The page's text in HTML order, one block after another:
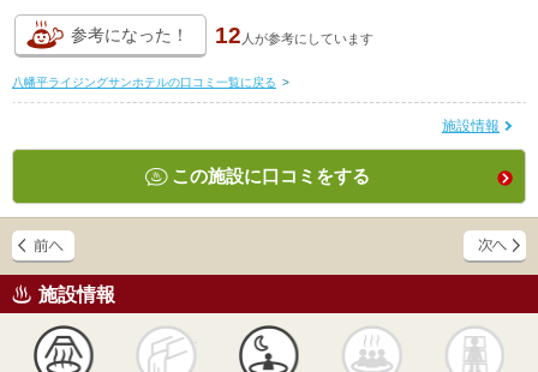
参考になった！ 12 人が参考にしています
八幡平ライジングサンホテルの口コミ一覧に戻る >
施設情報
この施設に口コミをする
施設情報
かけ流し 露天風呂 貸切風呂